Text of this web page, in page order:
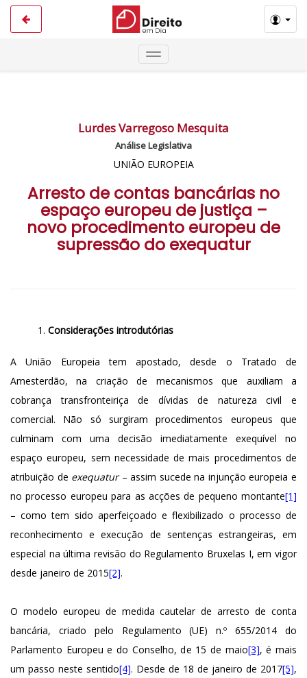
Lurdes Varregoso Mesquita
Análise Legislativa
UNIÃO EUROPEIA
Arresto de contas bancárias no
espaço europeu de justiça –
novo procedimento europeu de
supressão do exequatur
Considerações introdutórias
A União Europeia tem apostado, desde o Tratado de
Amesterdão, na criação de mecanismos que auxiliam a
cobrança transfronteiriça de dívidas de natureza civil e
comercial. Não só surgiram procedimentos europeus que
culminam com uma decisão imediatamente exequível no
espaço europeu, sem necessidade de mais procedimentos de
atribuição de exequatur– assim sucede na injunção europeia e
no processo europeu para as acções de pequeno montante[1]
– como tem sido aperfeiçoado e flexibilizado o processo de
reconhecimento e execução de sentenças estrangeiras, em
especial na última revisão do Regulamento Bruxelas I, em vigor
desde janeiro de 2015[2].
O modelo europeu de medida cautelar de arresto de conta
bancária, criado pelo Regulamento (UE) n.º 655/2014 do
Parlamento Europeu e do Conselho, de 15 de maio[3], é mais
um passo neste sentido[4]. Desde de 18 de janeiro de 2017[5],